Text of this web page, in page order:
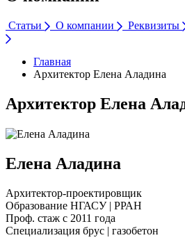
Статьи О компании Реквизиты
Главная
Архитектор Елена Аладина
Архитектор Елена
Елена Аладина
Архитектор-проектировщик
Образование НГАСУ | РРАН
Проф. стаж с 2011 года
Специализация брус | газобетон